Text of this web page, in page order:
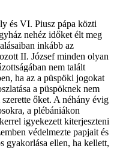
és VI. Piusz pápa közti
nehéz időket élt meg
inkább az
II. József minden olyan
nem talált
ha az a püspöki jogokat
a püspöknek nem
őket. A néhány évig
a plébániákon
igyekezett kiterjeszteni
védelmezte papjait és
gyakorlása ellen, ha kellett,